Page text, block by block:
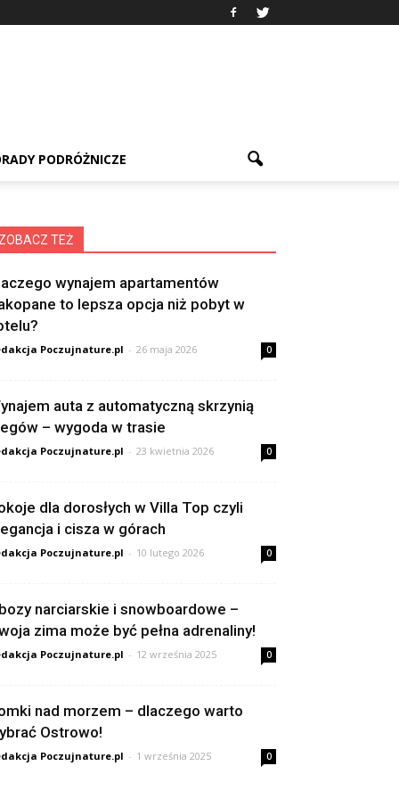
PODRÓŻNICZE
ZOBACZ TEŻ
wynajem apartamentów
to lepsza opcja niż pobyt w
Poczujnature.pl - 26 maja 2026 0
auta z automatyczną skrzynią
– wygoda w trasie
Poczujnature.pl - 23 kwietnia 2026 0
dla dorosłych w Villa Top czyli
i cisza w górach
Poczujnature.pl - 10 lutego 2026 0
narciarskie i snowboardowe –
zima może być pełna adrenaliny!
Poczujnature.pl - 12 września 2025 0
nad morzem – dlaczego warto
Ostrowo!
Poczujnature.pl - 1 września 2025 0